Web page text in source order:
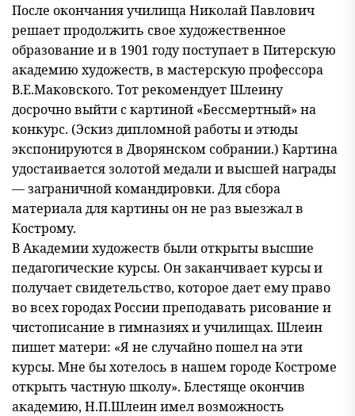
После окончания училища Николай Павлович
решает продолжить свое художественное
образование и в 1901 году поступает в Питерскую
академию художеств, в мастерскую профессора
В.Е.Маковского. Тот рекомендует Шлеину
досрочно выйти с картиной «Бессмертный» на
конкурс. (Эскиз дипломной работы и этюды
экспонируются в Дворянском собрании.) Картина
удостаивается золотой медали и высшей награды
— заграничной командировки. Для сбора
материала для картины он не раз выезжал в
Кострому.
В Академии художеств были открыты высшие
педагогические курсы. Он заканчивает курсы и
получает свидетельство, которое дает ему право
во всех городах России преподавать рисование и
чистописание в гимназиях и училищах. Шлеин
пишет матери: «Я не случайно пошел на эти
курсы. Мне бы хотелось в нашем городе Костроме
открыть частную школу». Блестяще окончив
академию, Н.П.Шлеин имел возможность